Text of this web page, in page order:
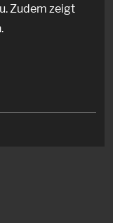
Zudem zeigt